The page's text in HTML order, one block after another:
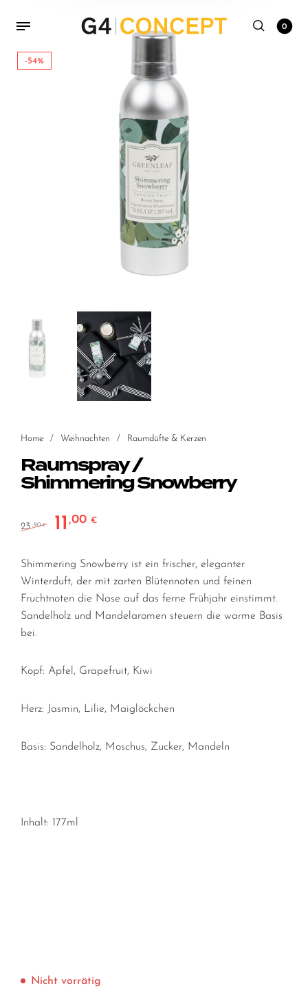
0
-54%
Home / Weihnachten / Raumdüfte & Kerzen
Raumspray /
Shimmering Snowberry
23 ,90€ Ursprünglicher Preis war: 23,90 €
11 ,00€
Shimmering Snowberry ist ein frischer, eleganter
Winterduft, der mit zarten Blütennoten und feinen
Fruchtnoten die Nase auf das ferne Frühjahr einstimmt.
Sandelholz und Mandelaromen steuern die warme Basis
bei.
Kopf: Apfel, Grapefruit, Kiwi
Herz: Jasmin, Lilie, Maiglöckchen
Basis: Sandelholz, Moschus, Zucker, Mandeln
Inhalt: 177ml
Nicht vorrätig